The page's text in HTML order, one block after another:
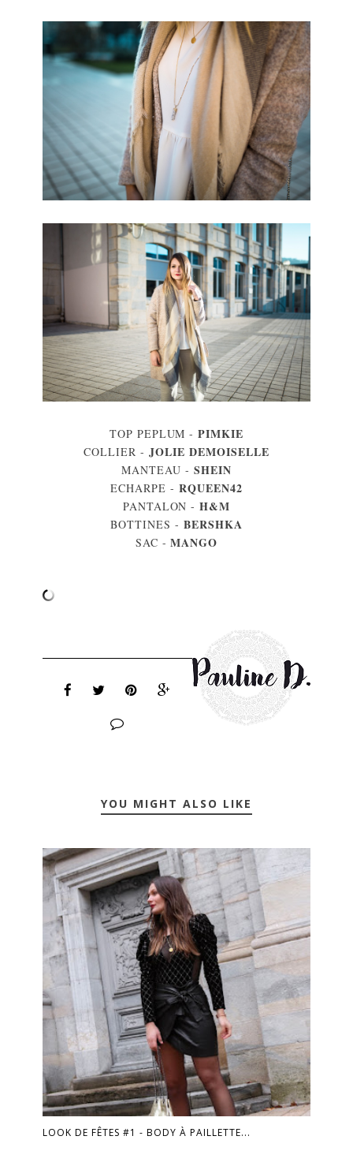
TOP PEPLUM -PIMKIE
COLLIER -JOLIE DEMOISELLE
MANTEAU - SHEIN
ECHARPE - RQUEEN42
PANTALON -H&M
BOTTINES - BERSHKA
SAC -MANGO
YOU MIGHT ALSO LIKE
LOOK DE FÊTES #1 - BODY À PAILLETTE...